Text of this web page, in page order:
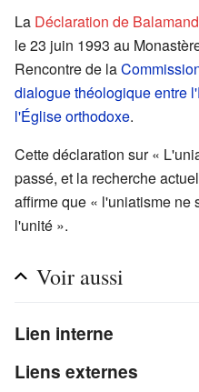
La Déclaration de Balamand
le 23 juin 1993 au
Rencontre de la
dialogue théologique entre
l'Église orthodoxe.
Cette déclaration sur «
passé, et la recherche
affirme que « l'uniatisme ne
l'unité ».
Voir aussi
Lien interne
Liens externes